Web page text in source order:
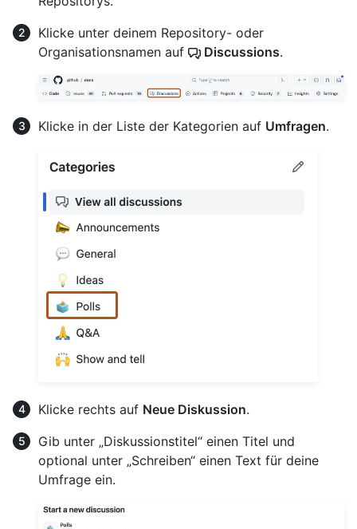
Klicke unter deinem Repository- oder
Organisationsnamen auf
Discussions.
Klicke in der Liste der Kategorien auf Umfragen.
Klicke rechts auf Neue Diskussion.
Gib unter „Diskussionstitel“ einen Titel und
optional unter „Schreiben“ einen Text für deine
Umfrage ein.